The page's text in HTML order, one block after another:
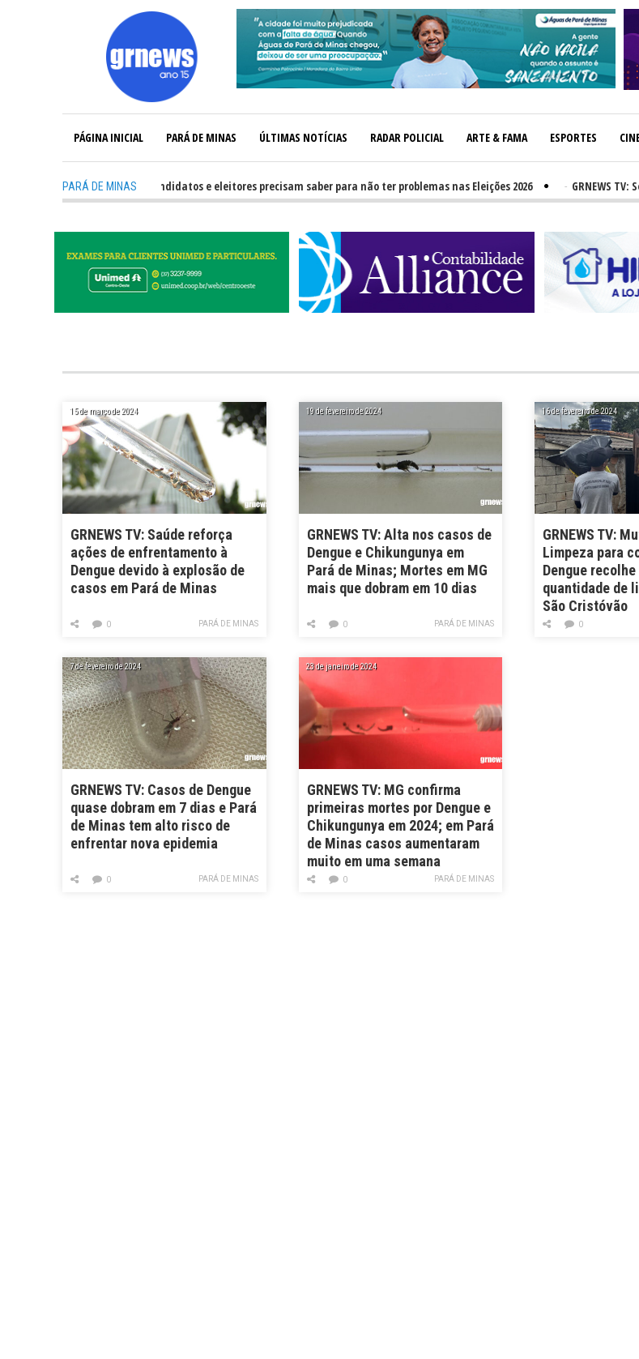
PÁGINA INICIAL PARÁ DE MINAS ÚLTIMAS NOTÍCIAS RADAR POLICIAL ARTE & FAMA ESPORTES
PARÁ DE MINAS
GRNEWS TV: O que candidatos e eleitores precisam saber para não ter problemas nas Eleições 2026 GRNEWS TV: Seu
15 de março de 2024
GRNEWS TV: Saúde reforça
ações de enfrentamento à
Dengue devido à explosão de
casos em Pará de Minas
PARÁ DE MINAS
0
19 de fevereiro de 2024
GRNEWS TV: Alta nos casos de
Dengue e Chikungunya em
Pará de Minas; Mortes em MG
mais que dobram em 10 dias
PARÁ DE MINAS
0
16 de fevereiro de 2024
GRNEWS TV:
Limpeza para
Dengue
quantidade de
São Cristóvão
0
7 de fevereiro de 2024
GRNEWS TV: Casos de Dengue
quase dobram em 7 dias e Pará
de Minas tem alto risco de
enfrentar nova epidemia
PARÁ DE MINAS
0
23 de janeiro de 2024
GRNEWS TV: MG confirma
primeiras mortes por Dengue e
Chikungunya em 2024; em Pará
de Minas casos aumentaram
muito em uma semana
PARÁ DE MINAS
0